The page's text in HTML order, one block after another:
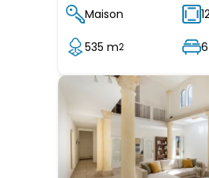
Maison
535 m2